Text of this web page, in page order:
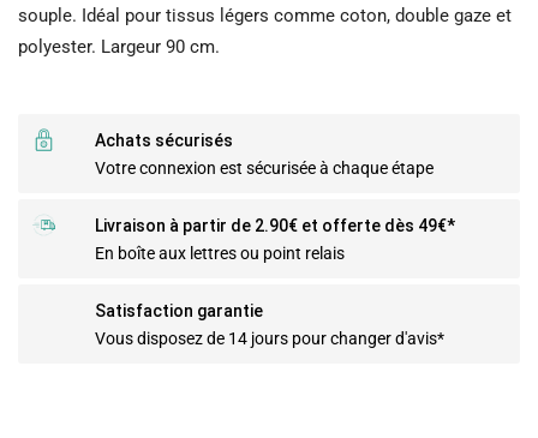
souple. Idéal pour tissus légers comme coton, double gaze et
polyester. Largeur 90 cm.
Achats sécurisés
Votre connexion est sécurisée à chaque étape
Livraison à partir de 2.90€ et offerte dès 49€*
En boîte aux lettres ou point relais
Satisfaction garantie
Vous disposez de 14 jours pour changer d'avis*